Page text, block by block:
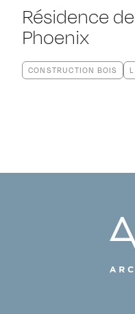
Résidence
Phoenix
CONSTRUCTION BOIS